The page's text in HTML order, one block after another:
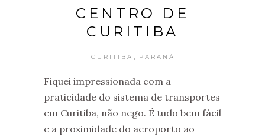
CENTRO DE
CURITIBA
CURITIBA PARANÁ
Fiquei impressionada com a
praticidade do sistema de transportes
em Curitiba, não nego. É tudo bem fácil
e a proximidade do aeroporto ao